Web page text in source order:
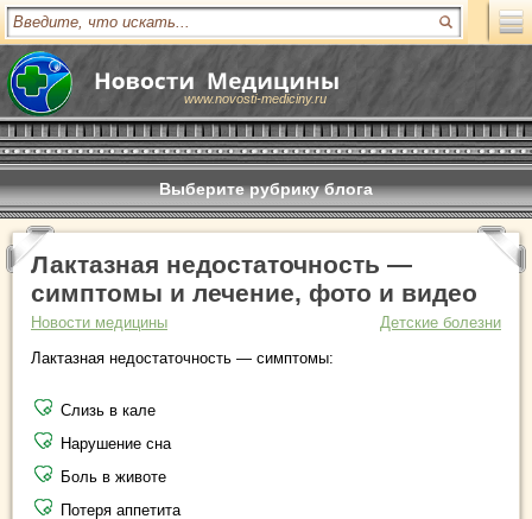
www.novosti-mediciny.ru
Выберите рубрику блога
Лактазная недостаточность —
симптомы и лечение, фото и видео
Новости медицины
Детские болезни
Лактазная недостаточность — симптомы:
Слизь в кале
Нарушение сна
Боль в животе
Потеря аппетита